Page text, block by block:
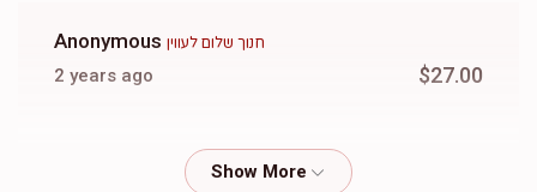
Anonymous חנוך שלום לעווין
2 years ago $27.00
חנוך שלום לעווין